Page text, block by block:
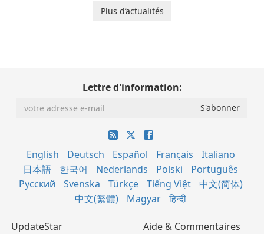
Plus d’actualités
Lettre d'information:
English Deutsch Español Français
Italiano
日本語
한국어 Nederlands Polski
Português
Русский
Svenska Türkçe Tiếng Việt
中文(简体)
中文(繁體)
Magyar हिन्दी
UpdateStar
Aide & Commentaires